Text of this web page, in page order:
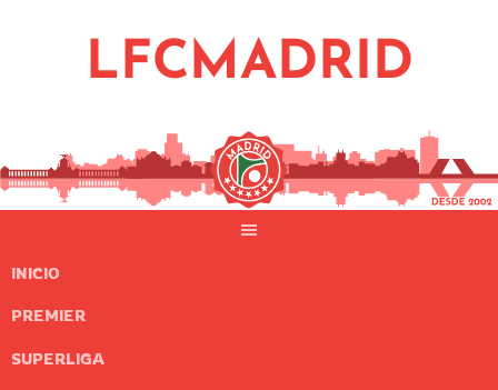
LFCMADRID
INICIO
PREMIER
SUPERLIGA